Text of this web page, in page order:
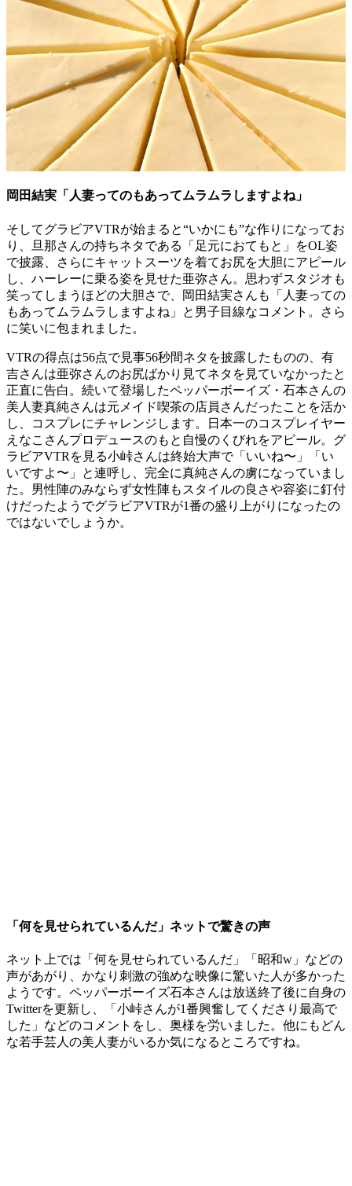
岡田結実「人妻ってのもあってムラムラしますよね」
そしてグラビアVTRが始まると“いかにも”な作りになってお
り、旦那さんの持ちネタである「足元におてもと」をOL姿
で披露、さらにキャットスーツを着てお尻を大胆にアピール
し、ハーレーに乗る姿を見せた亜弥さん。思わずスタジオも
笑ってしまうほどの大胆さで、岡田結実さんも「人妻っての
もあってムラムラしますよね」と男子目線なコメント。さら
に笑いに包まれました。
VTRの得点は56点で見事56秒間ネタを披露したものの、有
吉さんは亜弥さんのお尻ばかり見てネタを見ていなかったと
正直に告白。続いて登場したペッパーボーイズ・石本さんの
美人妻真純さんは元メイド喫茶の店員さんだったことを活か
し、コスプレにチャレンジします。日本一のコスプレイヤー
えなこさんプロデュースのもと自慢のくびれをアピール。グ
ラビアVTRを見る小峠さんは終始大声で「いいね〜」「い
いですよ〜」と連呼し、完全に真純さんの虜になっていまし
た。男性陣のみならず女性陣もスタイルの良さや容姿に釘付
けだったようでグラビアVTRが1番の盛り上がりになったの
ではないでしょうか。
「何を見せられているんだ」ネットで驚きの声
ネット上では「何を見せられているんだ」「昭和w」などの
声があがり、かなり刺激の強めな映像に驚いた人が多かった
ようです。ペッパーボーイズ石本さんは放送終了後に自身の
Twitterを更新し、「小峠さんが1番興奮してくださり最高で
した」などのコメントをし、奥様を労いました。他にもどん
な若手芸人の美人妻がいるか気になるところですね。